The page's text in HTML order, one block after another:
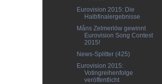
Eurovision 2015: Die
Halbfinalergebnisse
Måns Zelmerlöw gewinnt
Eurovision Song Contest
2015!
News-Splitter (425)
Eurovision 2015:
Votingreihenfolge
veröffentlicht